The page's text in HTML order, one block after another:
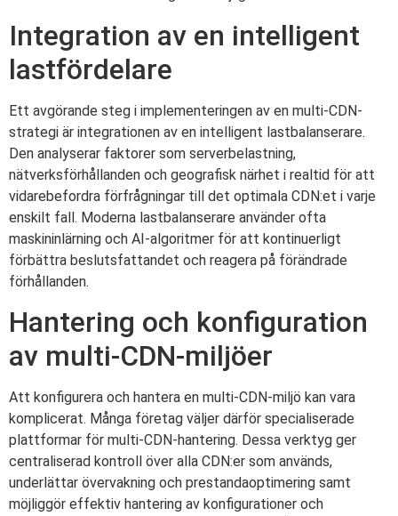
Integration av en intelligent
lastfördelare
Ett avgörande steg i implementeringen av en multi-CDN-
strategi är integrationen av en intelligent lastbalanserare.
Den analyserar faktorer som serverbelastning,
nätverksförhållanden och geografisk närhet i realtid för att
vidarebefordra förfrågningar till det optimala CDN:et i varje
enskilt fall. Moderna lastbalanserare använder ofta
maskininlärning och AI-algoritmer för att kontinuerligt
förbättra beslutsfattandet och reagera på förändrade
förhållanden.
Hantering och konfiguration
av multi-CDN-miljöer
Att konfigurera och hantera en multi-CDN-miljö kan vara
komplicerat. Många företag väljer därför specialiserade
plattformar för multi-CDN-hantering. Dessa verktyg ger
centraliserad kontroll över alla CDN:er som används,
underlättar övervakning och prestandaoptimering samt
möjliggör effektiv hantering av konfigurationer och